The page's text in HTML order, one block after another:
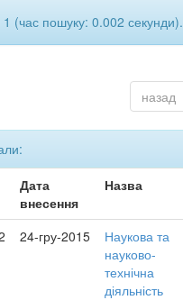
1 (час пошуку: 0.002 секунди).
назад
Дата
внесення
Назва
24-гру-2015
Наукова та
науково-
технічна
діяльність